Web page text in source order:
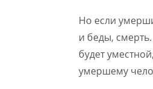
Но если
и беды,
будет
умершему